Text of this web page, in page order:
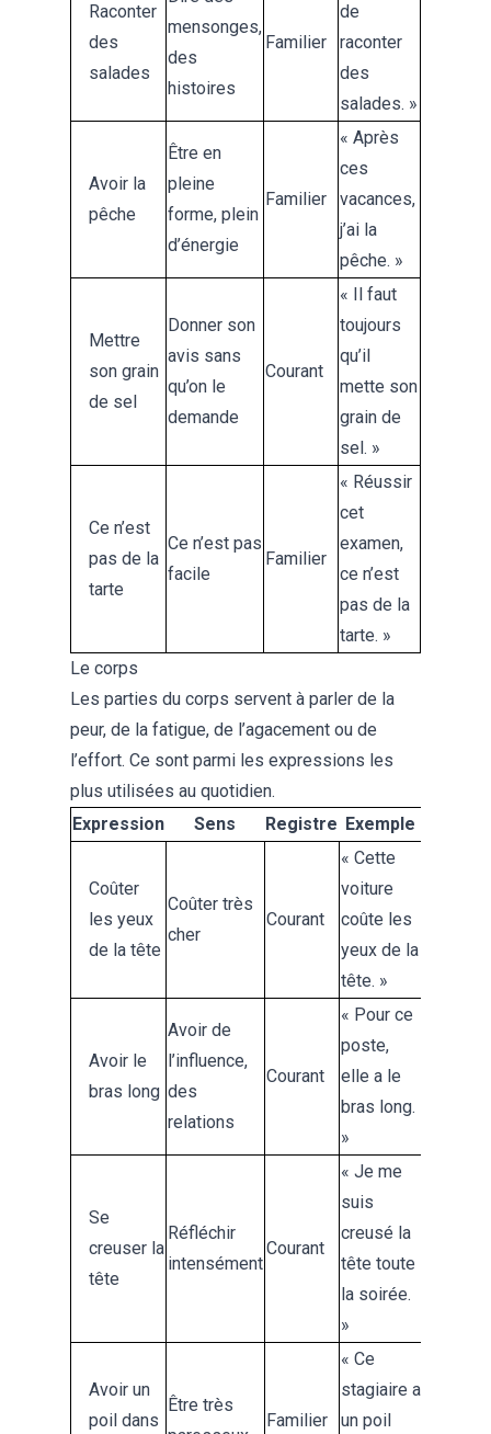
Raconter
des
salades
mensonges,
des
histoires
Familier
de
raconter
des
salades. »
Avoir la
pêche
Être en
pleine
forme, plein
d’énergie
Familier
« Après
ces
vacances,
j’ai la
pêche. »
Mettre
son grain
de sel
Donner son
avis sans
qu’on le
demande
Courant
« Il faut
toujours
qu’il
mette son
grain de
sel. »
Ce n’est
pas de la
tarte
Ce n’est pas
facile
Familier
« Réussir
cet
examen,
ce n’est
pas de la
tarte. »
Le corps
Les parties du corps servent à parler de la
peur, de la fatigue, de l’agacement ou de
l’effort. Ce sont parmi les expressions les
plus utilisées au quotidien.
Expression
Sens Registre Exemple
Coûter
les yeux
de la tête
Coûter très
cher
Courant
« Cette
voiture
coûte les
yeux de la
tête. »
Avoir le
bras long
Avoir de
l’influence,
des
relations
Courant
« Pour ce
poste,
elle a le
bras long.
»
Se
creuser la
tête
Réfléchir
intensément
Courant
« Je me
suis
creusé la
tête toute
la soirée.
»
Avoir un
poil dans
Être très
Familier
« Ce
stagiaire a
un poil